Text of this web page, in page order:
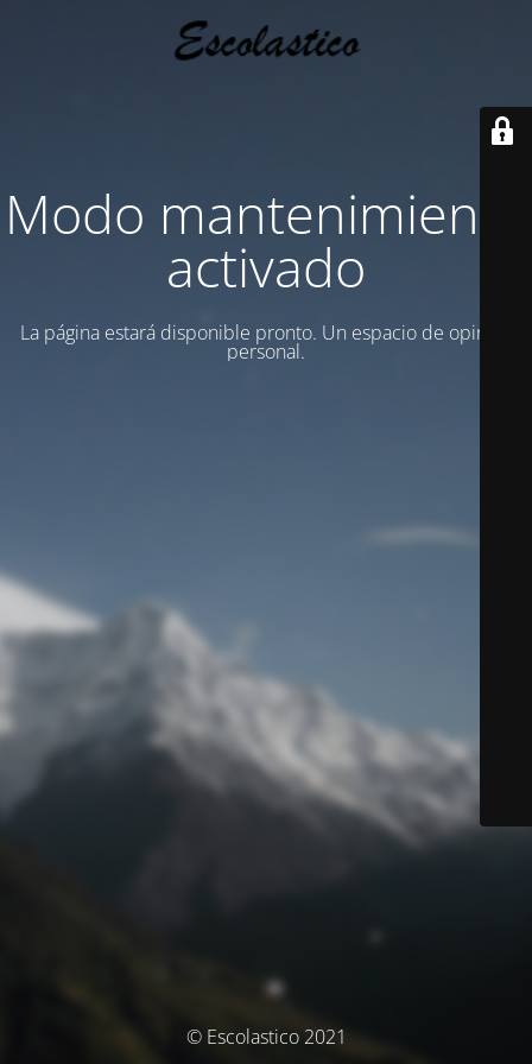
Modo mantenimiento
activado
La página estará disponible pronto. Un espacio de opinion
personal.
© Escolastico 2021